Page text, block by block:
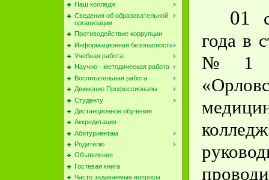
Наш колледж
Сведения об образовательной
организации
Противодействие коррупции
Информационная безопасность
Учебная работа
Научно - методическая работа
Воспитательная работа
Движение Профессионалы
Студенту
Дистанционное обучение
Аккредитация
Абитуриентам
Родителю
Объявления
Гостевая книга
Часто задаваемые вопросы
01
года в
№1